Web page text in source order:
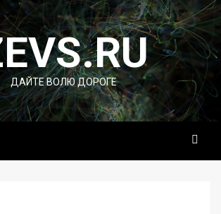
ДАЙТЕ ВОЛЮ ДОРОГЕ